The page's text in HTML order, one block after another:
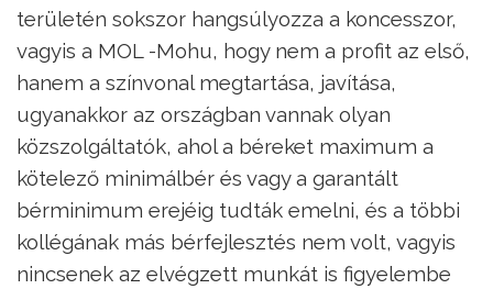
területén sokszor hangsúlyozza a koncesszor,
vagyis a MOL -Mohu, hogy nem a profit az első,
hanem a színvonal megtartása, javítása,
ugyanakkor az országban vannak olyan
közszolgáltatók, ahol a béreket maximum a
kötelező minimálbér és vagy a garantált
bérminimum erejéig tudták emelni, és a többi
kollégának más bérfejlesztés nem volt, vagyis
nincsenek az elvégzett munkát is figyelembe